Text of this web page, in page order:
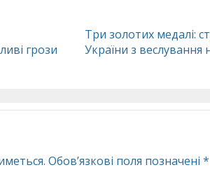
грози
Три золотих медалі:
України з веслування
Обов’язкові поля позначені *